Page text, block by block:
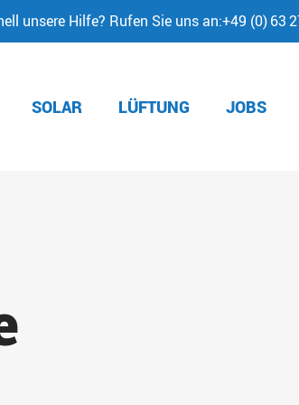
unsere Hilfe? Rufen Sie uns an:+49 (0) 63
SOLAR LÜFTUNG JOBS